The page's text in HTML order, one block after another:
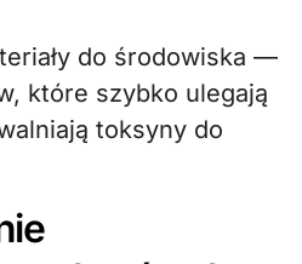
do środowiska —
które szybko ulegają
toksyny do